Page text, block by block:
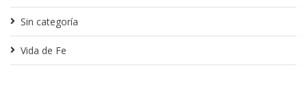
Sin categoría
Vida de Fe